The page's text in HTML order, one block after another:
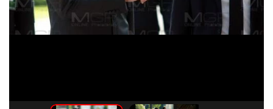
• Management & HR
MGR Live
• กีฬา